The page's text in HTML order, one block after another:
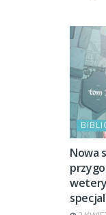
Nowa